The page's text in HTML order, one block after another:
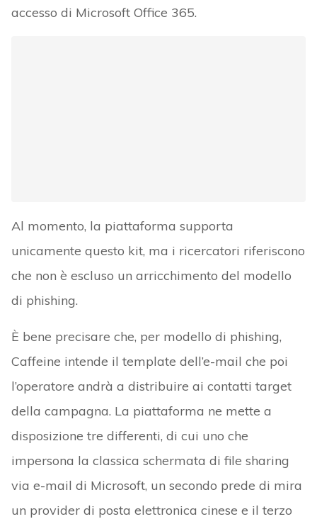
accesso di Microsoft Office 365.
Al momento, la piattaforma supporta
unicamente questo kit, ma i ricercatori riferiscono
che non è escluso un arricchimento del modello
di phishing.
È bene precisare che, per modello di phishing,
Caffeine intende il template dell’e-mail che poi
l’operatore andrà a distribuire ai contatti target
della campagna. La piattaforma ne mette a
disposizione tre differenti, di cui uno che
impersona la classica schermata di file sharing
via e-mail di Microsoft, un secondo prede di mira
un provider di posta elettronica cinese e il terzo